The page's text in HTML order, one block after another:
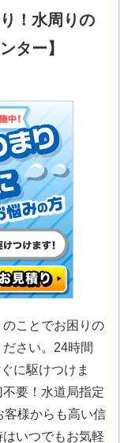
！水周りの
ター】
ことでお困りの
さい。24時間
に駆けつけま
要！水道局指定
客様からも高い信
いつでもお気軽